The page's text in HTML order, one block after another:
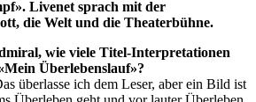
Livenet sprach mit der
die Welt und die Theaterbühne.
wie viele Titel-Interpretationen
Überlebenslauf»?
überlasse ich dem Leser, aber ein Bild ist